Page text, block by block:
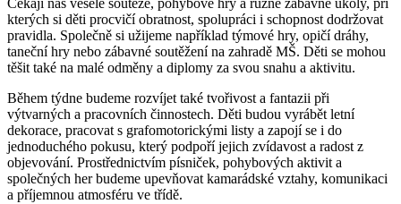
Čekají nás veselé soutěže, pohybové hry a různé zábavné úkoly, při
kterých si děti procvičí obratnost, spolupráci i schopnost dodržovat
pravidla. Společně si užijeme například týmové hry, opičí dráhy,
taneční hry nebo zábavné soutěžení na zahradě MŠ. Děti se mohou
těšit také na malé odměny a diplomy za svou snahu a aktivitu.
Během týdne budeme rozvíjet také tvořivost a fantazii při
výtvarných a pracovních činnostech. Děti budou vyrábět letní
dekorace, pracovat s grafomotorickými listy a zapojí se i do
jednoduchého pokusu, který podpoří jejich zvídavost a radost z
objevování. Prostřednictvím písniček, pohybových aktivit a
společných her budeme upevňovat kamarádské vztahy, komunikaci
a příjemnou atmosféru ve třídě.